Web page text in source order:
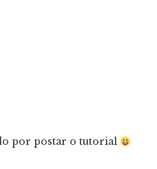
por postar o tutorial